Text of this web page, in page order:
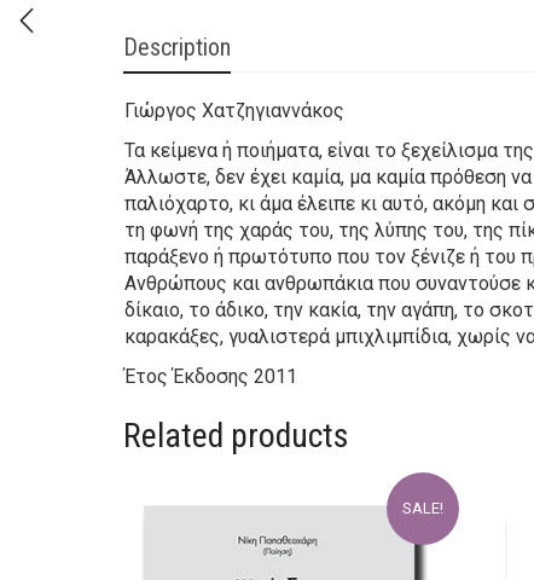
Description
Γιώργος Χατζηγιαννάκος
Τα κείμενα ή ποιήματα, είναι το ξεχείλισμα
Άλλωστε, δεν έχει καμία, μα καμία πρόθεση
παλιόχαρτο, κι άμα έλειπε κι αυτό, ακόμη
τη φωνή της χαράς του, της λύπης του, της
παράξενο ή πρωτότυπο που τον ξένιζε ή του
Ανθρώπους και ανθρωπάκια που συναντούσε
δίκαιο, το άδικο, την κακία, την αγάπη, το
καρακάξες, γυαλιστερά μπιχλιμπίδια, χωρίς
Έτος Έκδοσης 2011
Related products
SALE!